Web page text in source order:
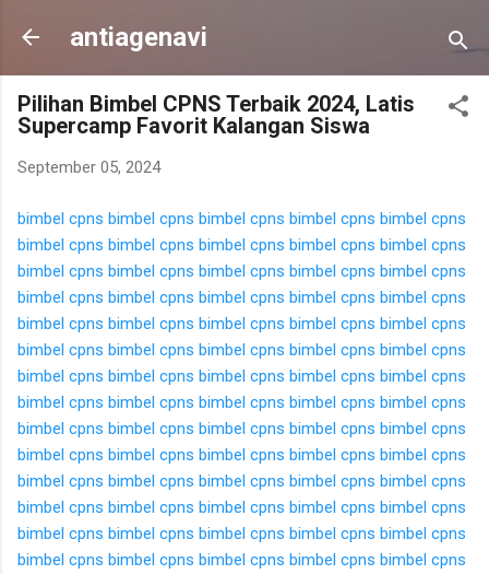
Langsung ke konten utama
antiagenavi
Pilihan Bimbel CPNS Terbaik 2024, Latis
Supercamp Favorit Kalangan Siswa
September 05, 2024
bimbel cpns bimbel cpns bimbel cpns bimbel cpns bimbel cpns
bimbel cpns bimbel cpns bimbel cpns bimbel cpns bimbel cpns
bimbel cpns bimbel cpns bimbel cpns bimbel cpns bimbel cpns
bimbel cpns bimbel cpns bimbel cpns bimbel cpns bimbel cpns
bimbel cpns bimbel cpns bimbel cpns bimbel cpns bimbel cpns
bimbel cpns bimbel cpns bimbel cpns bimbel cpns bimbel cpns
bimbel cpns bimbel cpns bimbel cpns bimbel cpns bimbel cpns
bimbel cpns bimbel cpns bimbel cpns bimbel cpns bimbel cpns
bimbel cpns bimbel cpns bimbel cpns bimbel cpns bimbel cpns
bimbel cpns bimbel cpns bimbel cpns bimbel cpns bimbel cpns
bimbel cpns bimbel cpns bimbel cpns bimbel cpns bimbel cpns
bimbel cpns bimbel cpns bimbel cpns bimbel cpns bimbel cpns
bimbel cpns bimbel cpns bimbel cpns bimbel cpns bimbel cpns
bimbel cpns bimbel cpns bimbel cpns bimbel cpns bimbel cpns